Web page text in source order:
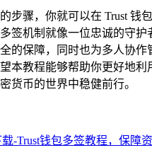
步骤，你就可以在 Trust 钱
签机制就像一位忠诚的守护
的保障，同时也为多人协作
本教程能够帮助你更好地利
货币的世界中稳健前行。
-Trust钱包多签教程，保障